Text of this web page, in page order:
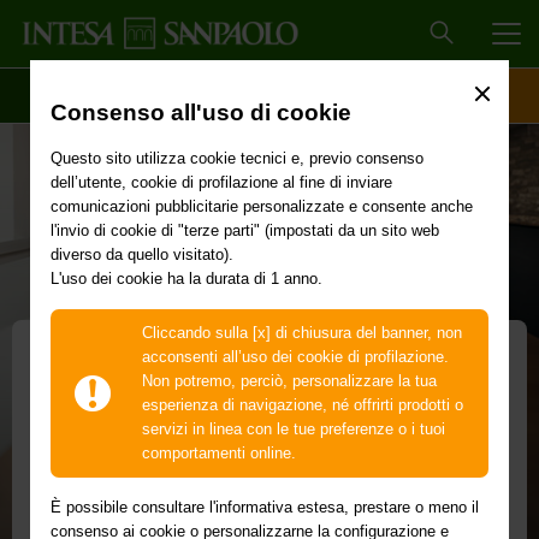
Consenso all'uso di cookie
Questo sito utilizza cookie tecnici e, previo consenso
dell’utente, cookie di profilazione al fine di inviare
comunicazioni pubblicitarie personalizzate e consente anche
l'invio di cookie di "terze parti" (impostati da un sito web
diverso da quello visitato).
L'uso dei cookie ha la durata di 1 anno.
Cliccando sulla [x] di chiusura del banner, non
acconsenti all’uso dei cookie di profilazione.
Non potremo, perciò, personalizzare la tua
esperienza di navigazione, né offrirti prodotti o
servizi in linea con le tue preferenze o i tuoi
comportamenti online.
È possibile consultare l'informativa estesa, prestare o meno il
consenso ai cookie o personalizzarne la configurazione e
mamma@work
Fino a 30.000 euro per far crescere i tuoi figli
Il prodotto di credito per neomamme a condizioni dedicate